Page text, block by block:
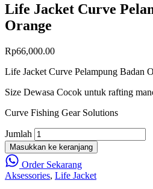
Life Jacket Curve
Orange
Rp66,000.00
Life Jacket Curve Pelampung Badan
Size Dewasa Cocok untuk rafting
Curve Fishing Gear Solutions
Jumlah
Masukkan ke keranjang
Order Sekarang
Aksessories, Life Jacket